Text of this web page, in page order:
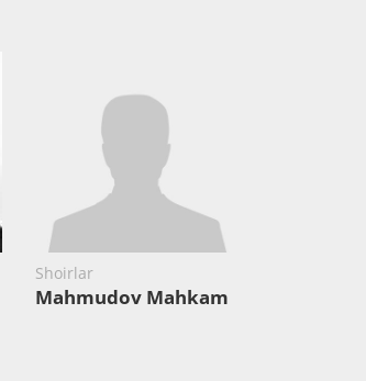
Shoirlar
Mahmudov Mahkam